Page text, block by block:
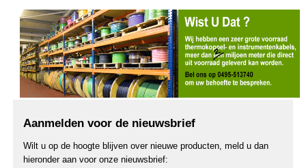
Aanmelden voor de nieuwsbrief
Wilt u op de hoogte blijven over nieuwe producten, meld u dan
hieronder aan voor onze nieuwsbrief: